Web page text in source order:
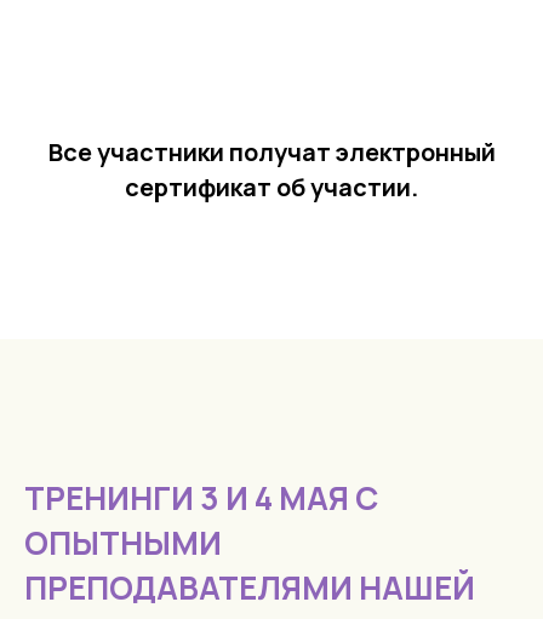
Все участники получат электронный
сертификат об участии.
ТРЕНИНГИ 3 И 4 МАЯ С
ОПЫТНЫМИ
ПРЕПОДАВАТЕЛЯМИ НАШЕЙ